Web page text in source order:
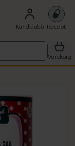
Kundklubb Recept
Varukorg